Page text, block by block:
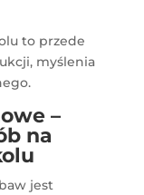
to przede
myślenia
–
na
jest